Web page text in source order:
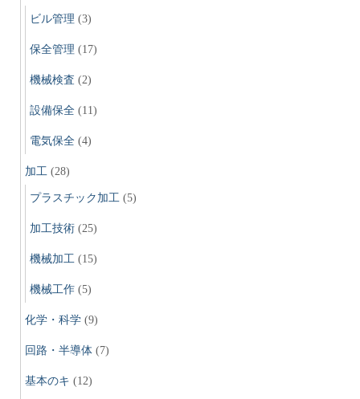
ビル管理 (3)
保全管理 (17)
機械検査 (2)
設備保全 (11)
電気保全 (4)
加工 (28)
プラスチック加工 (5)
加工技術 (25)
機械加工 (15)
機械工作 (5)
化学・科学 (9)
回路・半導体 (7)
基本のキ (12)